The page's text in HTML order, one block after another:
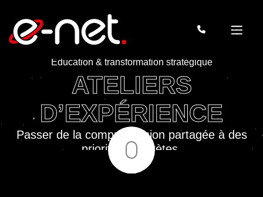
Éducation & transformation stratégique
ATELIERS
D’EXPÉRIENCE
Passer de la compréhension partagée à des
priorités concrètes.